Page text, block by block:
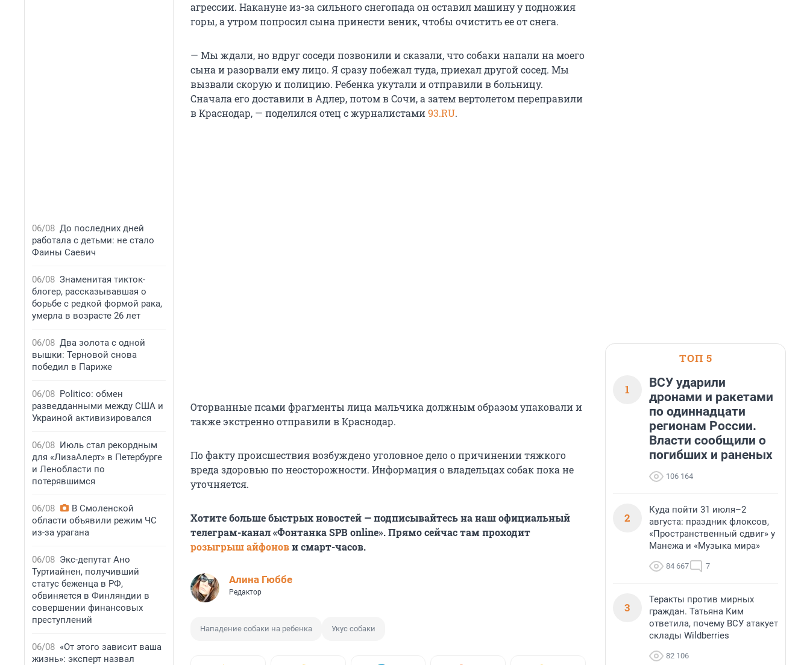
06/08 До последних дней
работала с детьми: не стало
Фаины Саевич
06/08 Знаменитая тикток-
блогер, рассказывавшая о
борьбе с редкой формой рака,
умерла в возрасте 26 лет
06/08 Два золота с одной
вышки: Терновой снова
победил в Париже
06/08 Politico: обмен
разведданными между США и
Украиной активизировался
06/08 Июль стал рекордным
для «ЛизаАлерт» в Петербурге
и Ленобласти по
потерявшимся
06/08
В Смоленской
области объявили режим ЧС
из-за урагана
06/08 Экс-депутат Ано
Туртиайнен, получивший
статус беженца в РФ,
обвиняется в Финляндии в
совершении финансовых
преступлений
06/08 «От этого зависит ваша
жизнь»: эксперт назвал
агрессии. Накануне из-за сильного снегопада он оставил машину у подножия
горы, а утром попросил сына принести веник, чтобы очистить ее от снега.
— Мы ждали, но вдруг соседи позвонили и сказали, что собаки напали на моего
сына и разорвали ему лицо. Я сразу побежал туда, приехал другой сосед. Мы
вызвали скорую и полицию. Ребенка укутали и отправили в больницу.
Сначала его доставили в Адлер, потом в Сочи, а затем вертолетом переправили
в Краснодар, — поделился отец с журналистами93.RU.
Оторванные псами фрагменты лица мальчика должным образом упаковали и
также экстренно отправили в Краснодар.
По факту происшествия возбуждено уголовное дело о причинении тяжкого
вреда здоровью по неосторожности. Информация о владельцах собак пока не
уточняется.
Хотите больше быстрых новостей — подписывайтесь на наш официальный
телеграм-канал «Фонтанка SPB online». Прямо сейчас там проходит
розыгрыш айфонови смарт-часов.
Алина Гюббе
Редактор
Нападение собаки на ребенка Укус собаки
ТОП 5
1
ВСУ ударили
дронами и ракетами
по одиннадцати
регионам России.
Власти сообщили о
погибших и раненых
106 164
2
Куда пойти 31 июля–2
августа: праздник флоксов,
«Пространственный сдвиг» у
Манежа и «Музыка мира»
84 667 7
3
Теракты против мирных
граждан. Татьяна Ким
ответила, почему ВСУ атакует
склады Wildberries
82 106